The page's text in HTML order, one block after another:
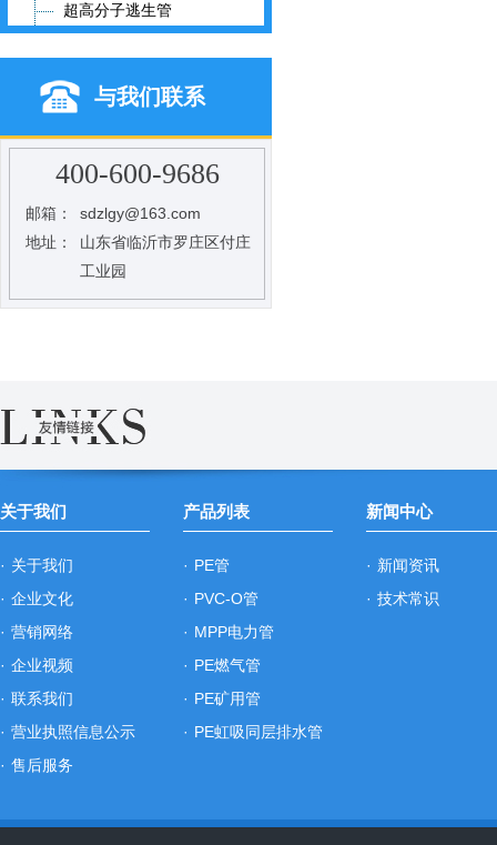
超高分子逃生管
与我们联系
400-600-9686
邮箱：
sdzlgy@163.com
地址：
山东省临沂市罗庄区付庄
工业园
关于我们
· 关于我们
· 企业文化
· 营销网络
· 企业视频
· 联系我们
· 营业执照信息公示
· 售后服务
产品列表
· PE管
· PVC-O管
· MPP电力管
· PE燃气管
· PE矿用管
· PE虹吸同层排水管
新闻中心
· 新闻资讯
· 技术常识